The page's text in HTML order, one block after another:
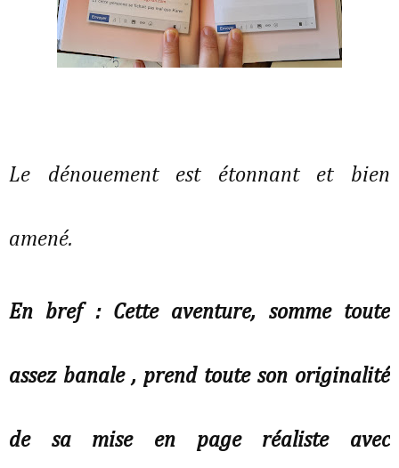
Le dénouement est étonnant et bien
amené.
En bref : Cette aventure, somme toute
assez banale , prend toute son originalité
de sa mise en page réaliste avec